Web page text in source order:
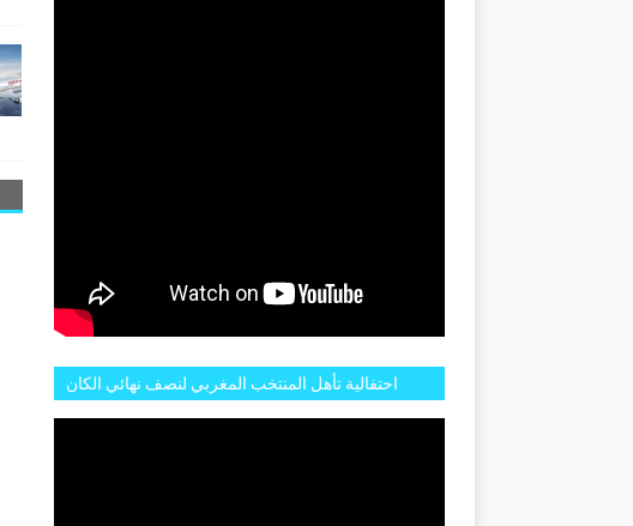
احتفالية تأهل المنتخب المغربي لنصف نهائي الكان